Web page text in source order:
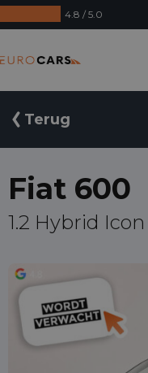
4.8 / 5.0
Terug
Fiat 600
1.2 Hybrid Icon